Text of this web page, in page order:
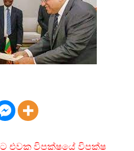
එවක විපක්ෂයේ විපක්ෂ